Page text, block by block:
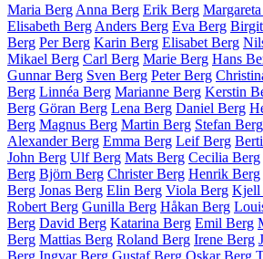
Maria Berg Anna Berg Erik Berg
Elisabeth Berg Anders Berg Eva Berg
Berg Per Berg Karin Berg Elisabet Berg
Mikael Berg Carl Berg Marie Berg Hans
Gunnar Berg Sven Berg Peter Berg
Berg Linnéa Berg Marianne Berg Kerstin
Berg Göran Berg Lena Berg Daniel Berg
Berg Magnus Berg Martin Berg Stefan Berg
Alexander Berg Emma Berg Leif Berg
John Berg Ulf Berg Mats Berg Cecilia Berg
Berg Björn Berg Christer Berg Henrik Berg
Berg Jonas Berg Elin Berg Viola Berg Kjell
Robert Berg Gunilla Berg Håkan Berg
Berg David Berg Katarina Berg Emil Berg
Berg Mattias Berg Roland Berg Irene Berg
Berg Ingvar Berg Gustaf Berg Oskar Berg